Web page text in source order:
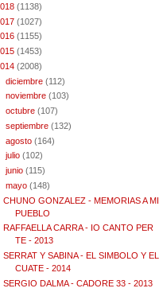
(1138)
(1027)
(1155)
(1453)
(2008)
diciembre (112)
noviembre (103)
octubre (107)
septiembre (132)
agosto (164)
julio (102)
junio (115)
mayo (148)
CHUNO GONZALEZ - MEMORIAS A MI
PUEBLO
RAFFAELLA CARRA - IO CANTO PER
TE - 2013
SERRAT Y SABINA - EL SIMBOLO Y EL
CUATE - 2014
SERGIO DALMA - CADORE 33 - 2013